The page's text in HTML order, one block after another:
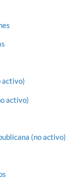
activo)
activo)
(no activo)